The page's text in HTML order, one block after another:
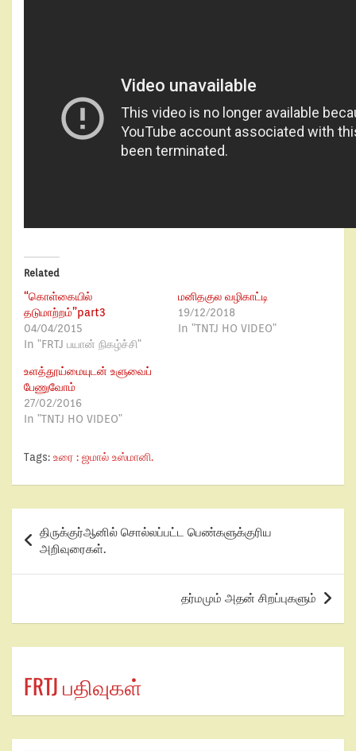
Related
“கொள்கையில்
தடுமாற்றம்”part3
04/04/2015
In "FRTJ பயான் நிகழ்ச்சி"
மனிதகுல வழிகாட்டி
19/12/2018
In "TNTJ HO VIDEO"
உளத்தூய்மையுடன் உளுவைப்
பேணுவோம்
27/02/2016
In "TNTJ HO VIDEO"
Tags: உரை : ஜமால் உஸ்மானி.
திருக்குர்ஆனில் சொல்லப்பட்ட பெண்களுக்குரிய
அறிவுரைகள்.
தர்மமும் அதன் சிறப்புகளும்
FRTJ பதிவுகள்